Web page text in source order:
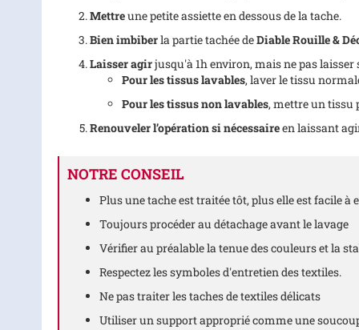
Mettreune petite assiette en dessous de la tache.
Bien imbiberla partie tachée deDiable Rouille &
Laisser agirjusqu'à 1h environ, mais ne pas laisser
Pour les tissus lavables, laver le tissu
Pour les tissus non lavables, mettre un tissu
Renouveler l’opération si nécessaireen laissant
NOTRE CONSEIL
Plus une tache est traitée tôt, plus elle est facile à
Toujours procéder au détachage avant le lavage
Vérifier au préalable la tenue des couleurs et la
Respectez les symboles d'entretien des textiles.
Ne pas traiter les taches de textiles délicats
Utiliser un support approprié comme une